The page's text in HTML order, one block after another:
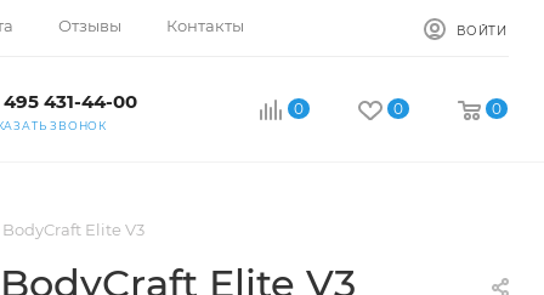
Отзывы Контакты ВОЙТИ
495 431-44-00
ЗВОНОК
0 0 0
Elite V3
Elite V3